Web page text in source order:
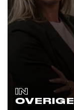
IN
OVERIGE